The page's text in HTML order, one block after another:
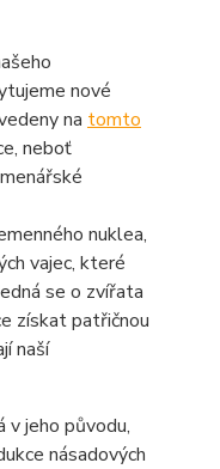
nové
na tomto
neboť
nuklea,
vajec, které
se o zvířata
získat patřičnou
naší
v jeho původu,
násadových